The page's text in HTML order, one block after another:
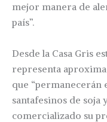
mejor manera de
país”.
Desde la Casa Gris
representa
que “permanecerán
santafesinos de soja
comercializado su